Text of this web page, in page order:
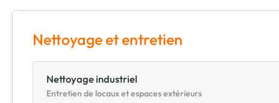
Nettoyage et entretien
Nettoyage industriel
Entretien de locaux et espaces extérieurs